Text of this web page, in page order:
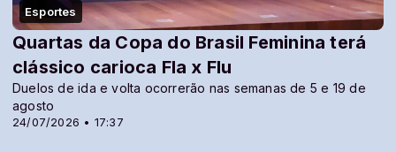
Esportes
24/07/2026 • 17:37
Quartas da Copa do Brasil Feminina terá
clássico carioca Fla x Flu
Duelos de ida e volta ocorrerão nas semanas de 5 e 19 de
agosto